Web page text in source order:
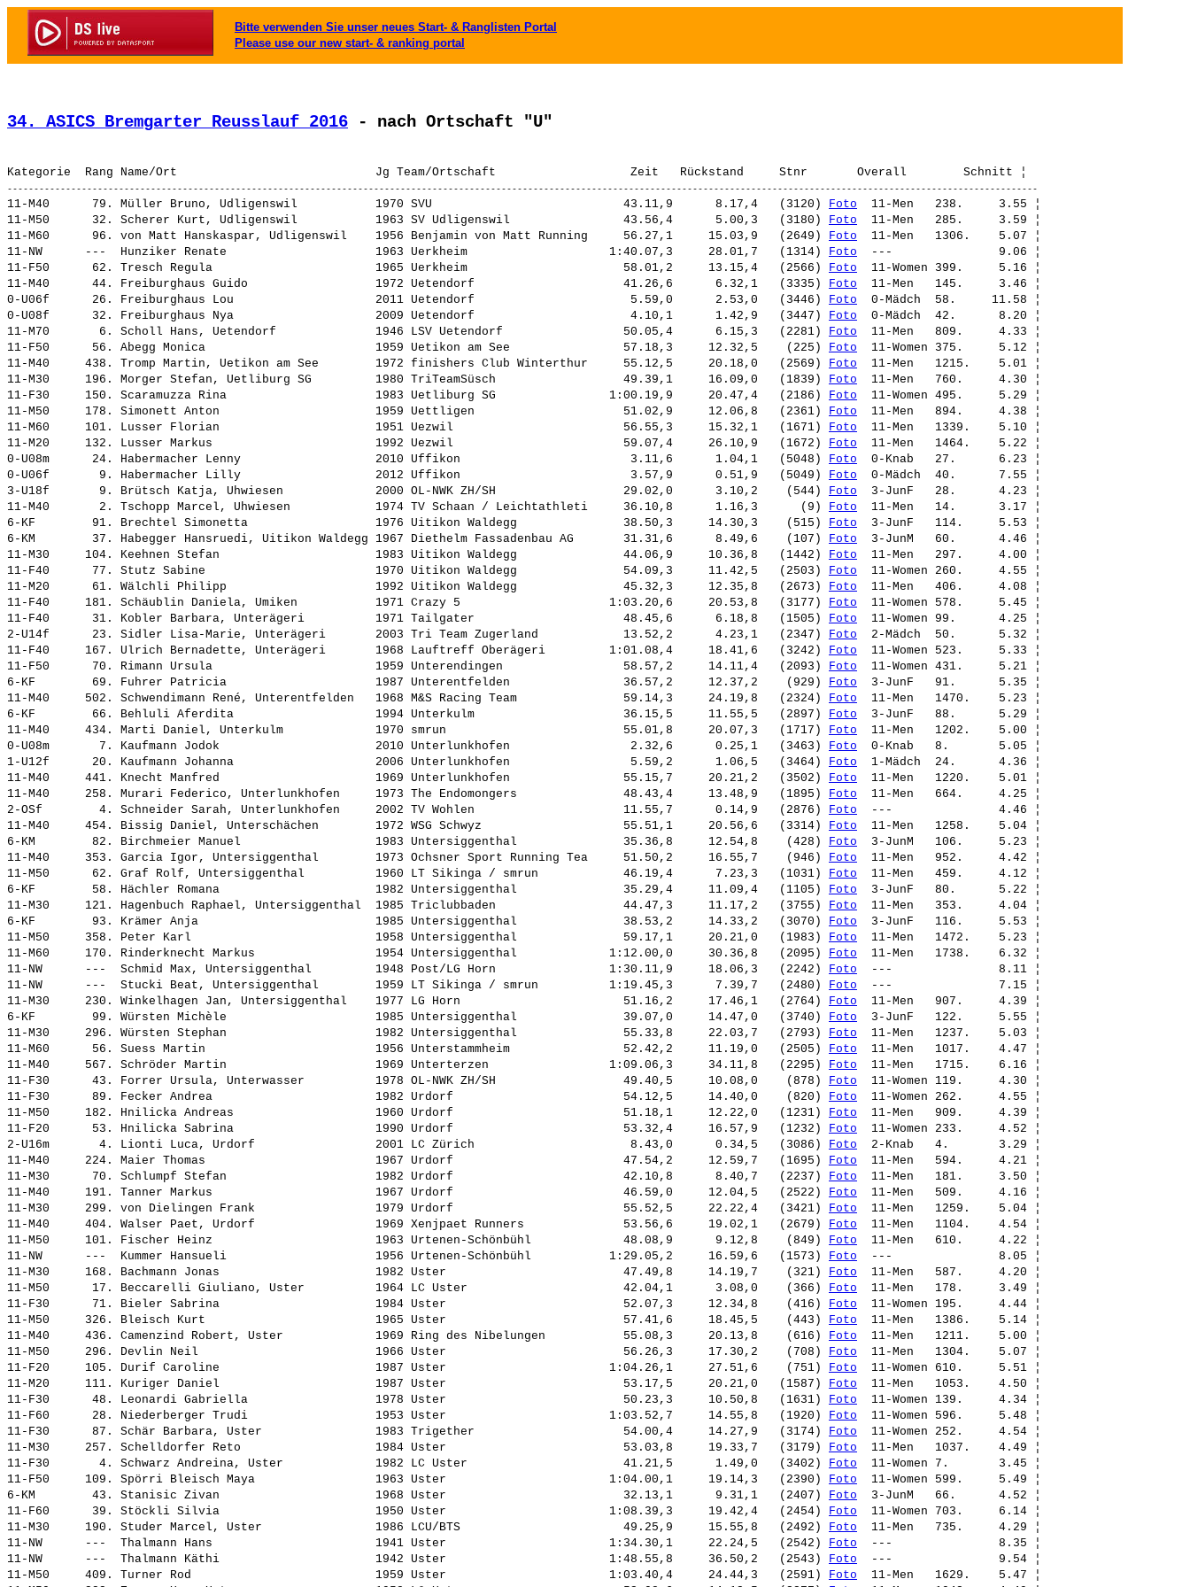
Bitte verwenden Sie unser neues Start- & Ranglisten Portal
Please use our new start- & ranking portal
34. ASICS Bremgarter Reusslauf 2016 - nach Ortschaft "U"
11-M40      79. Müller Bruno, Udligenswil 1970 SVU                           43.11,9      8.17,4   (3120) Foto
  11-Men   238.     3.55 ¦
11-M50      32. Scherer Kurt, Udligenswil 1963 SV Udligenswil                43.56,4      5.00,3   (3180) Foto
  11-Men   285.     3.59 ¦
11-M60      96. von Matt Hanskaspar, Udligenswil 1956 Benjamin von Matt Running     56.27,1     15.03,9   (2649) Foto
  11-Men   1306.    5.07 ¦
11-NW      --- Hunziker Renate 1963 Uerkheim                    1:40.07,3     28.01,7   (1314) Foto
  ---               9.06 ¦
11-F50      62. Tresch Regula 1965 Uerkheim                      58.01,2     13.15,4   (2566) Foto
  11-Women 399.     5.16 ¦
11-M40      44. Freiburghaus Guido 1972 Uetendorf                     41.26,6      6.32,1   (3335) Foto
  11-Men   145.     3.46 ¦
0-U06f      26. Freiburghaus Lou 2011 Uetendorf                      5.59,0      2.53,0   (3446) Foto
  0-Mädch  58.     11.58 ¦
0-U08f      32. Freiburghaus Nya 2009 Uetendorf                      4.10,1      1.42,9   (3447) Foto
  0-Mädch  42.      8.20 ¦
11-M70       6. Scholl Hans, Uetendorf 1946 LSV Uetendorf                 50.05,4      6.15,3   (2281) Foto
  11-Men   809.     4.33 ¦
11-F50      56. Abegg Monica 1959 Uetikon am See                57.18,3     12.32,5    (225) Foto
  11-Women 375.     5.12 ¦
11-M40     438. Tromp Martin, Uetikon am See 1972 finishers Club Winterthur     55.12,5     20.18,0   (2569) Foto
  11-Men   1215.    5.01 ¦
11-M30     196. Morger Stefan, Uetliburg SG 1980 TriTeamSüsch                  49.39,1     16.09,0   (1839) Foto
  11-Men   760.     4.30 ¦
11-F30     150. Scaramuzza Rina 1983 Uetliburg SG                1:00.19,9     20.47,4   (2186) Foto
  11-Women 495.     5.29 ¦
11-M50     178. Simonett Anton 1959 Uettligen                     51.02,9     12.06,8   (2361) Foto
  11-Men   894.     4.38 ¦
11-M60     101. Lusser Florian 1951 Uezwil                        56.55,3     15.32,1   (1671) Foto
  11-Men   1339.    5.10 ¦
11-M20     132. Lusser Markus 1992 Uezwil                        59.07,4     26.10,9   (1672) Foto
  11-Men   1464.    5.22 ¦
0-U08m      24. Habermacher Lenny 2010 Uffikon                        3.11,6      1.04,1   (5048) Foto
  0-Knab   27.      6.23 ¦
0-U06f       9. Habermacher Lilly 2012 Uffikon                        3.57,9      0.51,9   (5049) Foto
  0-Mädch  40.      7.55 ¦
3-U18f       9. Brütsch Katja, Uhwiesen 2000 OL-NWK ZH/SH                  29.02,0      3.10,2    (544) Foto
  3-JunF   28.      4.23 ¦
11-M40       2. Tschopp Marcel, Uhwiesen 1974 TV Schaan / Leichtathleti     36.10,8      1.16,3      (9) Foto
  11-Men   14.      3.17 ¦
6-KF        91. Brechtel Simonetta 1976 Uitikon Waldegg               38.50,3     14.30,3    (515) Foto
  3-JunF   114.     5.53 ¦
6-KM        37. Habegger Hansruedi, Uitikon Waldegg 1967 Diethelm Fassadenbau AG       31.31,6      8.49,6    (107) Foto
  3-JunM   60.      4.46 ¦
11-M30     104. Keehnen Stefan 1983 Uitikon Waldegg               44.06,9     10.36,8   (1442) Foto
  11-Men   297.     4.00 ¦
11-F40      77. Stutz Sabine 1970 Uitikon Waldegg               54.09,3     11.42,5   (2503) Foto
  11-Women 260.     4.55 ¦
11-M20      61. Wälchli Philipp 1992 Uitikon Waldegg               45.32,3     12.35,8   (2673) Foto
  11-Men   406.     4.08 ¦
11-F40     181. Schäublin Daniela, Umiken 1971 Crazy 5                     1:03.20,6     20.53,8   (3177) Foto
  11-Women 578.     5.45 ¦
11-F40      31. Kobler Barbara, Unterägeri 1971 Tailgater                     48.45,6      6.18,8   (1505) Foto
  11-Women 99.      4.25 ¦
2-U14f      23. Sidler Lisa-Marie, Unterägeri 2003 Tri Team Zugerland            13.52,2      4.23,1   (2347) Foto
  2-Mädch  50.      5.32 ¦
11-F40     167. Ulrich Bernadette, Unterägeri 1968 Lauftreff Oberägeri         1:01.08,4     18.41,6   (3242) Foto
  11-Women 523.     5.33 ¦
11-F50      70. Rimann Ursula 1959 Unterendingen                 58.57,2     14.11,4   (2093) Foto
  11-Women 431.     5.21 ¦
6-KF        69. Fuhrer Patricia 1987 Unterentfelden                36.57,2     12.37,2    (929) Foto
  3-JunF   91.      5.35 ¦
11-M40     502. Schwendimann René, Unterentfelden 1968 M&S Racing Team               59.14,3     24.19,8   (2324) Foto
  11-Men   1470.    5.23 ¦
6-KF        66. Behluli Aferdita 1994 Unterkulm                     36.15,5     11.55,5   (2897) Foto
  3-JunF   88.      5.29 ¦
11-M40     434. Marti Daniel, Unterkulm 1970 smrun                         55.01,8     20.07,3   (1717) Foto
  11-Men   1202.    5.00 ¦
0-U08m       7. Kaufmann Jodok 2010 Unterlunkhofen                 2.32,6      0.25,1   (3463) Foto
  0-Knab   8.       5.05 ¦
1-U12f      20. Kaufmann Johanna 2006 Unterlunkhofen                 5.59,2      1.06,5   (3464) Foto
  1-Mädch  24.      4.36 ¦
11-M40     441. Knecht Manfred 1969 Unterlunkhofen                55.15,7     20.21,2   (3502) Foto
  11-Men   1220.    5.01 ¦
11-M40     258. Murari Federico, Unterlunkhofen 1973 The Endomongers               48.43,4     13.48,9   (1895) Foto
  11-Men   664.     4.25 ¦
2-OSf        4. Schneider Sarah, Unterlunkhofen 2002 TV Wohlen                     11.55,7      0.14,9   (2876) Foto
  ---               4.46 ¦
11-M40     454. Bissig Daniel, Unterschächen 1972 WSG Schwyz                    55.51,1     20.56,6   (3314) Foto
  11-Men   1258.    5.04 ¦
6-KM        82. Birchmeier Manuel 1983 Untersiggenthal               35.36,8     12.54,8    (428) Foto
  3-JunM   106.     5.23 ¦
11-M40     353. Garcia Igor, Untersiggenthal 1973 Ochsner Sport Running Tea     51.50,2     16.55,7    (946) Foto
  11-Men   952.     4.42 ¦
11-M50      62. Graf Rolf, Untersiggenthal 1960 LT Sikinga / smrun            46.19,4      7.23,3   (1031) Foto
  11-Men   459.     4.12 ¦
6-KF        58. Hächler Romana 1982 Untersiggenthal               35.29,4     11.09,4   (1105) Foto
  3-JunF   80.      5.22 ¦
11-M30     121. Hagenbuch Raphael, Untersiggenthal 1985 Triclubbaden                  44.47,3     11.17,2   (3755) Foto
  11-Men   353.     4.04 ¦
6-KF        93. Krämer Anja 1985 Untersiggenthal               38.53,2     14.33,2   (3070) Foto
  3-JunF   116.     5.53 ¦
11-M50     358. Peter Karl 1958 Untersiggenthal               59.17,1     20.21,0   (1983) Foto
  11-Men   1472.    5.23 ¦
11-M60     170. Rinderknecht Markus 1954 Untersiggenthal             1:12.00,0     30.36,8   (2095) Foto
  11-Men   1738.    6.32 ¦
11-NW      --- Schmid Max, Untersiggenthal 1948 Post/LG Horn                1:30.11,9     18.06,3   (2242) Foto
  ---               8.11 ¦
11-NW      --- Stucki Beat, Untersiggenthal 1959 LT Sikinga / smrun          1:19.45,3      7.39,7   (2480) Foto
  ---               7.15 ¦
11-M30     230. Winkelhagen Jan, Untersiggenthal 1977 LG Horn                       51.16,2     17.46,1   (2764) Foto
  11-Men   907.     4.39 ¦
6-KF        99. Würsten Michèle 1985 Untersiggenthal               39.07,0     14.47,0   (3740) Foto
  3-JunF   122.     5.55 ¦
11-M30     296. Würsten Stephan 1982 Untersiggenthal               55.33,8     22.03,7   (2793) Foto
  11-Men   1237.    5.03 ¦
11-M60      56. Suess Martin 1956 Unterstammheim                52.42,2     11.19,0   (2505) Foto
  11-Men   1017.    4.47 ¦
11-M40     567. Schröder Martin 1969 Unterterzen                 1:09.06,3     34.11,8   (2295) Foto
  11-Men   1715.    6.16 ¦
11-F30      43. Forrer Ursula, Unterwasser 1978 OL-NWK ZH/SH                  49.40,5     10.08,0    (878) Foto
  11-Women 119.     4.30 ¦
11-F30      89. Fecker Andrea 1982 Urdorf                        54.12,5     14.40,0    (820) Foto
  11-Women 262.     4.55 ¦
11-M50     182. Hnilicka Andreas 1960 Urdorf                        51.18,1     12.22,0   (1231) Foto
  11-Men   909.     4.39 ¦
11-F20      53. Hnilicka Sabrina 1990 Urdorf                        53.32,4     16.57,9   (1232) Foto
  11-Women 233.     4.52 ¦
2-U16m       4. Lionti Luca, Urdorf 2001 LC Zürich                      8.43,0      0.34,5   (3086) Foto
  2-Knab   4.       3.29 ¦
11-M40     224. Maier Thomas 1967 Urdorf                        47.54,2     12.59,7   (1695) Foto
  11-Men   594.     4.21 ¦
11-M30      70. Schlumpf Stefan 1982 Urdorf                        42.10,8      8.40,7   (2237) Foto
  11-Men   181.     3.50 ¦
11-M40     191. Tanner Markus 1967 Urdorf                        46.59,0     12.04,5   (2522) Foto
  11-Men   509.     4.16 ¦
11-M30     299. von Dielingen Frank 1979 Urdorf                        55.52,5     22.22,4   (3421) Foto
  11-Men   1259.    5.04 ¦
11-M40     404. Walser Paet, Urdorf 1969 Xenjpaet Runners              53.56,6     19.02,1   (2679) Foto
  11-Men   1104.    4.54 ¦
11-M50     101. Fischer Heinz 1963 Urtenen-Schönbühl             48.08,9      9.12,8    (849) Foto
  11-Men   610.     4.22 ¦
11-NW      --- Kummer Hansueli 1956 Urtenen-Schönbühl           1:29.05,2     16.59,6   (1573) Foto
  ---               8.05 ¦
11-M30     168. Bachmann Jonas 1982 Uster                         47.49,8     14.19,7    (321) Foto
  11-Men   587.     4.20 ¦
11-M50      17. Beccarelli Giuliano, Uster 1964 LC Uster                      42.04,1      3.08,0    (366) Foto
  11-Men   178.     3.49 ¦
11-F30      71. Bieler Sabrina 1984 Uster                         52.07,3     12.34,8    (416) Foto
  11-Women 195.     4.44 ¦
11-M50     326. Bleisch Kurt 1965 Uster                         57.41,6     18.45,5    (443) Foto
  11-Men   1386.    5.14 ¦
11-M40     436. Camenzind Robert, Uster 1969 Ring des Nibelungen           55.08,3     20.13,8    (616) Foto
  11-Men   1211.    5.00 ¦
11-M50     296. Devlin Neil 1966 Uster                         56.26,3     17.30,2    (708) Foto
  11-Men   1304.    5.07 ¦
11-F20     105. Durif Caroline 1987 Uster                       1:04.26,1     27.51,6    (751) Foto
  11-Women 610.     5.51 ¦
11-M20     111. Kuriger Daniel 1987 Uster                         53.17,5     20.21,0   (1587) Foto
  11-Men   1053.    4.50 ¦
11-F30      48. Leonardi Gabriella 1978 Uster                         50.23,3     10.50,8   (1631) Foto
  11-Women 139.     4.34 ¦
11-F60      28. Niederberger Trudi 1953 Uster                       1:03.52,7     14.55,8   (1920) Foto
  11-Women 596.     5.48 ¦
11-F30      87. Schär Barbara, Uster 1983 Trigether                     54.00,4     14.27,9   (3174) Foto
  11-Women 252.     4.54 ¦
11-M30     257. Schelldorfer Reto 1984 Uster                         53.03,8     19.33,7   (3179) Foto
  11-Men   1037.    4.49 ¦
11-F30       4. Schwarz Andreina, Uster 1982 LC Uster                      41.21,5      1.49,0   (3402) Foto
  11-Women 7.       3.45 ¦
11-F50     109. Spörri Bleisch Maya 1963 Uster                       1:04.00,1     19.14,3   (2390) Foto
  11-Women 599.     5.49 ¦
6-KM        43. Stanisic Zivan 1968 Uster                         32.13,1      9.31,1   (2407) Foto
  3-JunM   66.      4.52 ¦
11-F60      39. Stöckli Silvia 1950 Uster                       1:08.39,3     19.42,4   (2454) Foto
  11-Women 703.     6.14 ¦
11-M30     190. Studer Marcel, Uster 1986 LCU/BTS                       49.25,9     15.55,8   (2492) Foto
  11-Men   735.     4.29 ¦
11-NW      --- Thalmann Hans 1941 Uster                       1:34.30,1     22.24,5   (2542) Foto
  ---               8.35 ¦
11-NW      --- Thalmann Käthi 1942 Uster                       1:48.55,8     36.50,2   (2543) Foto
  ---               9.54 ¦
11-M50     409. Turner Rod 1959 Uster                       1:03.40,4     24.44,3   (2591) Foto
  11-Men   1629.    5.47 ¦